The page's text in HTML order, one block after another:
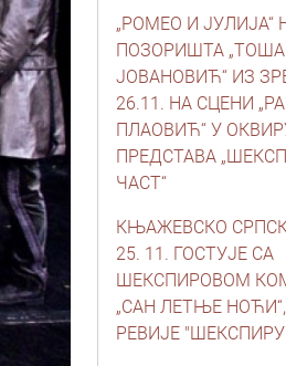
„РОМЕО И ЈУЛИЈА“
ПОЗОРИШТА „ТОША
ЈОВАНОВИЋ“ ИЗ
26.11. НА СЦЕНИ
ПЛАОВИЋ“ У
ПРЕДСТАВА
ЧАСТ“
КЊАЖЕВСКО
25. 11. ГОСТУЈЕ СА
ШЕКСПИРОВОМ
„САН ЛЕТЊЕ
РЕВИЈЕ